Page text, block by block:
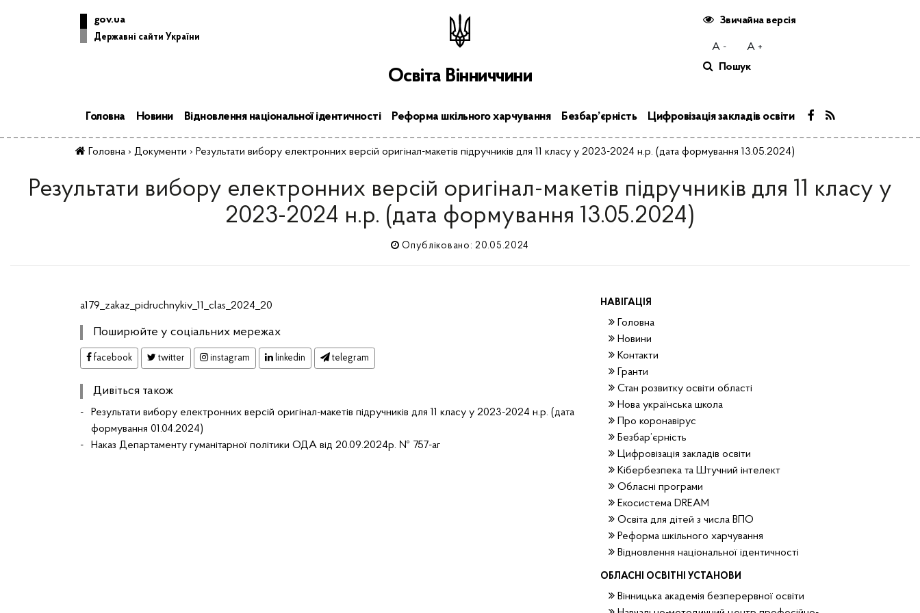
gov.ua
Державні сайти України
Освіта Вінниччини
Звичайна версія
A -
A +
Пошук
Головна Новини Відновлення національної ідентичності Реформа шкільного харчування Безбар’єрність Цифровізація закладів освіти
Головна › Документи › Результати вибору електронних версій оригінал-макетів підручників для 11 класу у 2023-2024 н.р. (дата формування 13.05.2024)
Результати вибору електронних версій оригінал-макетів підручників для 11 класу у
2023-2024 н.р. (дата формування 13.05.2024)
Опубліковано:20.05.2024
a179_zakaz_pidruchnykiv_11_clas_2024_20
Поширюйте у соціальних мережах
facebook twitter instagram linkedin telegram
Дивіться також
Результати вибору електронних версій оригінал-макетів підручників для 11 класу у 2023-2024 н.р. (дата
формування 01.04.2024)
Наказ Департаменту гуманітарної політики ОДА від 20.09.2024р. № 757-аг
НАВІГАЦІЯ
Головна
Новини
Контакти
Гранти
Стан розвитку освіти області
Нова українська школа
Про коронавірус
Безбар’єрність
Цифровізація закладів освіти
Кібербезпека та Штучний інтелект
Обласні програми
Екосистема DREAM
Освіта для дітей з числа ВПО
Реформа шкільного харчування
Відновлення національної ідентичності
ОБЛАСНІ ОСВІТНІ УСТАНОВИ
Вінницька академія безперервної освіти